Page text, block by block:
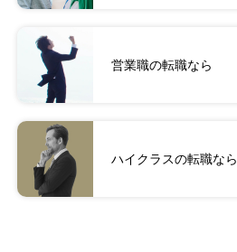
営業職の転職なら
ハイクラスの転職なら